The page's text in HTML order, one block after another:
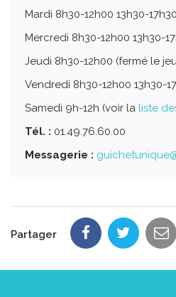
Mardi 8h30-12h00 13h30-17h30
Mercredi 8h30-12h00 13h30-
Jeudi 8h30-12h00 (fermé le
Vendredi 8h30-12h00 13h30-
Samedi 9h-12h (voir la liste
Tél. : 01.49.76.60.00
Messagerie :
Partager